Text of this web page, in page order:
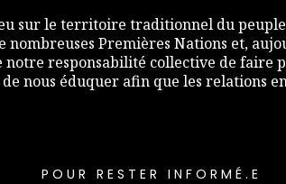
sur le territoire traditionnel du
Premières Nations et,
responsabilité collective de faire
nous éduquer afin que les relations
POUR RESTER INFORMÉ.E